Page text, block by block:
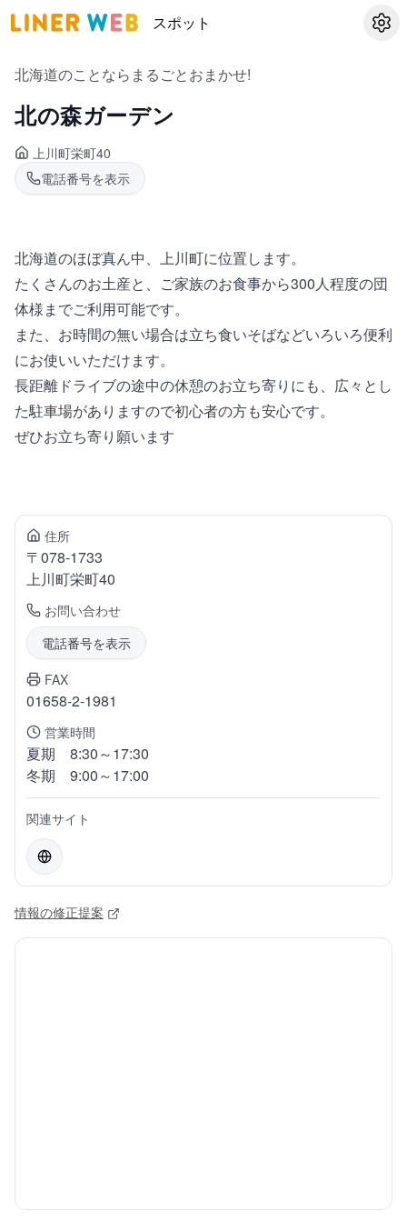
スポット 設定
北海道のことならまるごとおまかせ!
北の森ガーデン
上川町栄町40
電話番号を表示
北海道のほぼ真ん中、上川町に位置します。
たくさんのお土産と、ご家族のお食事から300人程度の団
体様までご利用可能です。
また、お時間の無い場合は立ち食いそばなどいろいろ便利
にお使いいただけます。
長距離ドライブの途中の休憩のお立ち寄りにも、広々とし
た駐車場がありますので初心者の方も安心です。
ぜひお立ち寄り願います
住所
〒078-1733
上川町栄町40
お問い合わせ
電話番号を表示
FAX
01658-2-1981
営業時間
夏期 8:30～17:30
冬期 9:00～17:00
関連サイト
情報の修正提案